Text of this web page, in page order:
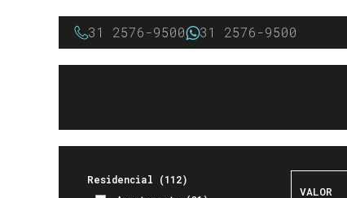
31 2576-9500 31 2576-9500
Residencial (112)